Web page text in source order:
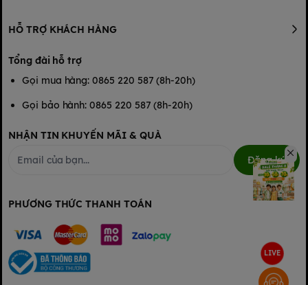
HỖ TRỢ KHÁCH HÀNG
Tổng đài hỗ trợ
Gọi mua hàng: 0865 220 587 (8h-20h)
Gọi bảo hành: 0865 220 587 (8h-20h)
NHẬN TIN KHUYẾN MÃI & QUÀ
Đăng ký
PHƯƠNG THỨC THANH TOÁN
LIVE